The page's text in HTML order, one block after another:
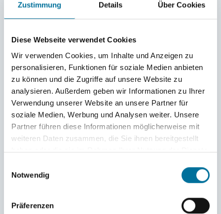
Zustimmung Details Über Cookies
Diese Webseite verwendet Cookies
Wir verwenden Cookies, um Inhalte und Anzeigen zu
personalisieren, Funktionen für soziale Medien anbieten
zu können und die Zugriffe auf unsere Website zu
analysieren. Außerdem geben wir Informationen zu Ihrer
Verwendung unserer Website an unsere Partner für
soziale Medien, Werbung und Analysen weiter. Unsere
Partner führen diese Informationen möglicherweise mit
weiteren Daten zusammen, die Sie ihnen bereitgestellt
haben oder die sie im Rahmen Ihrer Nutzung der Dienste
Notwendig
Präferenzen
Während des kurzen Landstays wurden vor allem die
Snackvorräte für die nächsten 10 Tage aufgefüllt.
Außerdem hatten wir auch in Kleingruppen Zeit die
Stadt zu erkunden und spanische Spezialitäten zu
probieren. Das Wetter war zwar nicht wie erhofft
badetauglich, aber wir haben gute Aussichten auf
Badepausen in Teneriffa. Nachdem wir nach Hause
Thema Tiefsee angeschaut um uns auf den Atlantik
einzustimmen. Und jetzt heißt es »Ab in den Süden!«
Linda